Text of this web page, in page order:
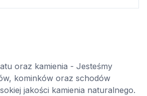
oraz kamienia - Jesteśmy
kominków oraz schodów
jakości kamienia naturalnego.